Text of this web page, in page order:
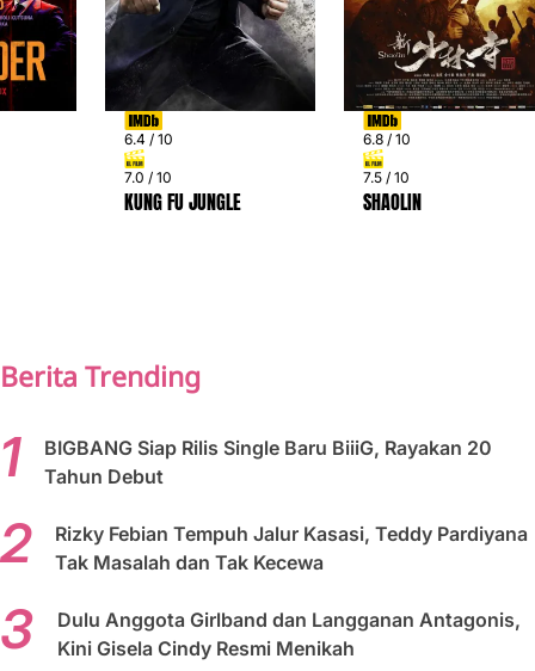
6.4 / 10
7.0 / 10
KUNG FU JUNGLE
6.8 / 10
7.5 / 10
SHAOLIN
Berita Trending
BIGBANG Siap Rilis Single Baru BiiiG, Rayakan 20
Tahun Debut
Rizky Febian Tempuh Jalur Kasasi, Teddy Pardiyana
Tak Masalah dan Tak Kecewa
Dulu Anggota Girlband dan Langganan Antagonis,
Kini Gisela Cindy Resmi Menikah